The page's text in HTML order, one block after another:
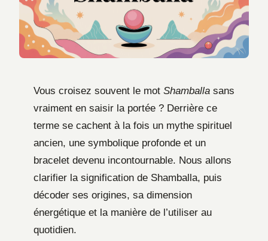
Vous croisez souvent le mot Shamballa sans
vraiment en saisir la portée ? Derrière ce
terme se cachent à la fois un mythe spirituel
ancien, une symbolique profonde et un
bracelet devenu incontournable. Nous allons
clarifier la signification de Shamballa, puis
décoder ses origines, sa dimension
énergétique et la manière de l’utiliser au
quotidien.